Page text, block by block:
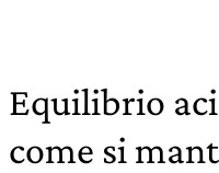
Equilibrio
come si